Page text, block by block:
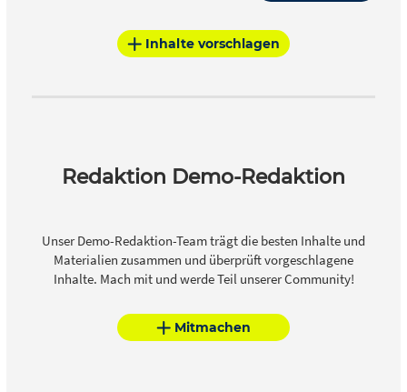
Inhalte vorschlagen
Redaktion Demo-Redaktion
Unser Demo-Redaktion-Team trägt die besten Inhalte und
Materialien zusammen und überprüft vorgeschlagene
Inhalte. Mach mit und werde Teil unserer Community!
Mitmachen